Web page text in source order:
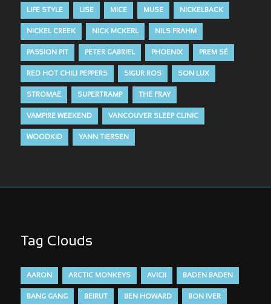
LIFE STYLE LISE MICE MUSE NICKELBACK
NICKEL CREEK NICK MCKERL NILS FRAHM
PASSION PIT PETER GABRIEL PHOENIX PREM SÉ
RED HOT CHILI PEPPERS SIGUR ROS SON LUX
STROMAE SUPERTRAMP THE FRAY
VAMPIRE WEEKEND VANCOUVER SLEEP CLINIC
WOODKID YANN TIERSEN
Tag Clouds
AARON ARCTIC MONKEYS AVICII BADEN BADEN
BANG GANG BEIRUT BEN HOWARD BON IVER